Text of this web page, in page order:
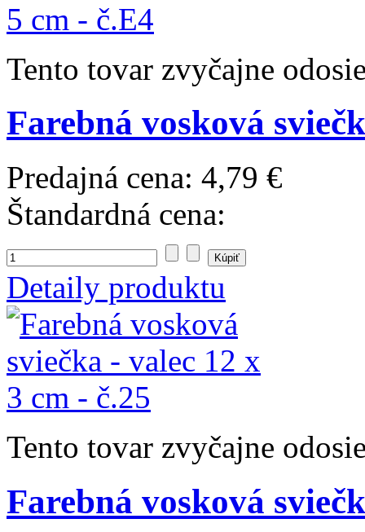
Tento tovar zvyčajne
Farebná vosková
Predajná cena: 4,79 €
Štandardná cena:
Detaily produktu
Tento tovar zvyčajne
Farebná vosková